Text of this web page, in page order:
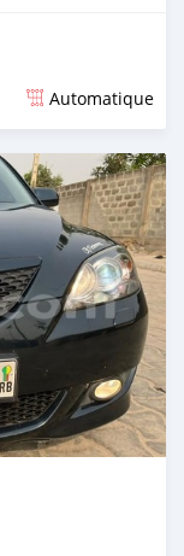
Automatique